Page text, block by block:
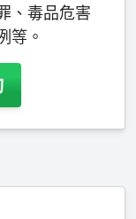
、毒品危害
等。